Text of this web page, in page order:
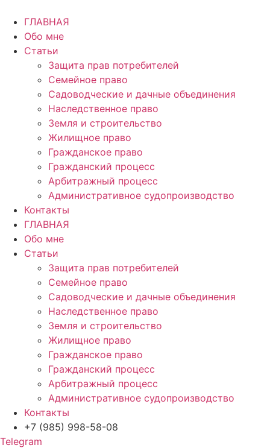
содержимому
ГЛАВНАЯ
Обо мне
Статьи
Защита прав потребителей
Семейное право
Садоводческие и дачные объединения
Наследственное право
Земля и строительство
Жилищное право
Гражданское право
Гражданский процесс
Арбитражный процесс
Административное судопроизводство
Контакты
ГЛАВНАЯ
Обо мне
Статьи
Защита прав потребителей
Семейное право
Садоводческие и дачные объединения
Наследственное право
Земля и строительство
Жилищное право
Гражданское право
Гражданский процесс
Арбитражный процесс
Административное судопроизводство
Контакты
+7 (985) 998-58-08
Telegram